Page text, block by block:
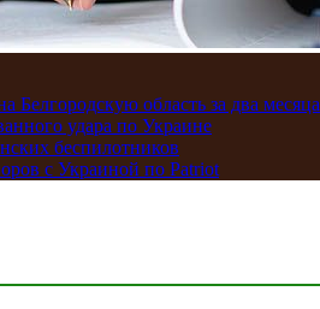
область за два месяца
удара по Украине
беспилотников
с Украиной по Patriot